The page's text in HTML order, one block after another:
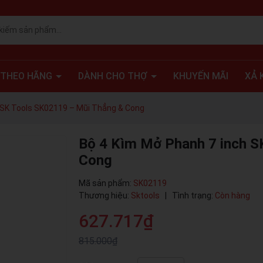
HÃNG DÀNH CHO THỢ KHUYẾN MÃI XẢ
Tools SK02119 – Mũi Thẳng & Cong
Bộ 4 Kìm Mở Phanh 7 inch
Cong
Mã sản phẩm: SK02119
Thương hiệu: Sktools Tình trạng: Còn hàng
627.717₫
815.000₫